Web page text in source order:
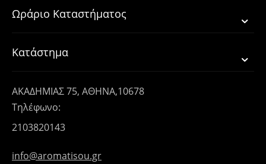
Ωράριο Καταστήματος
Κατάστημα
ΑΚΑΔΗΜΙΑΣ 75, ΑΘΗΝΑ,10678
Τηλέφωνο:
2103820143
info@aromatisou.gr